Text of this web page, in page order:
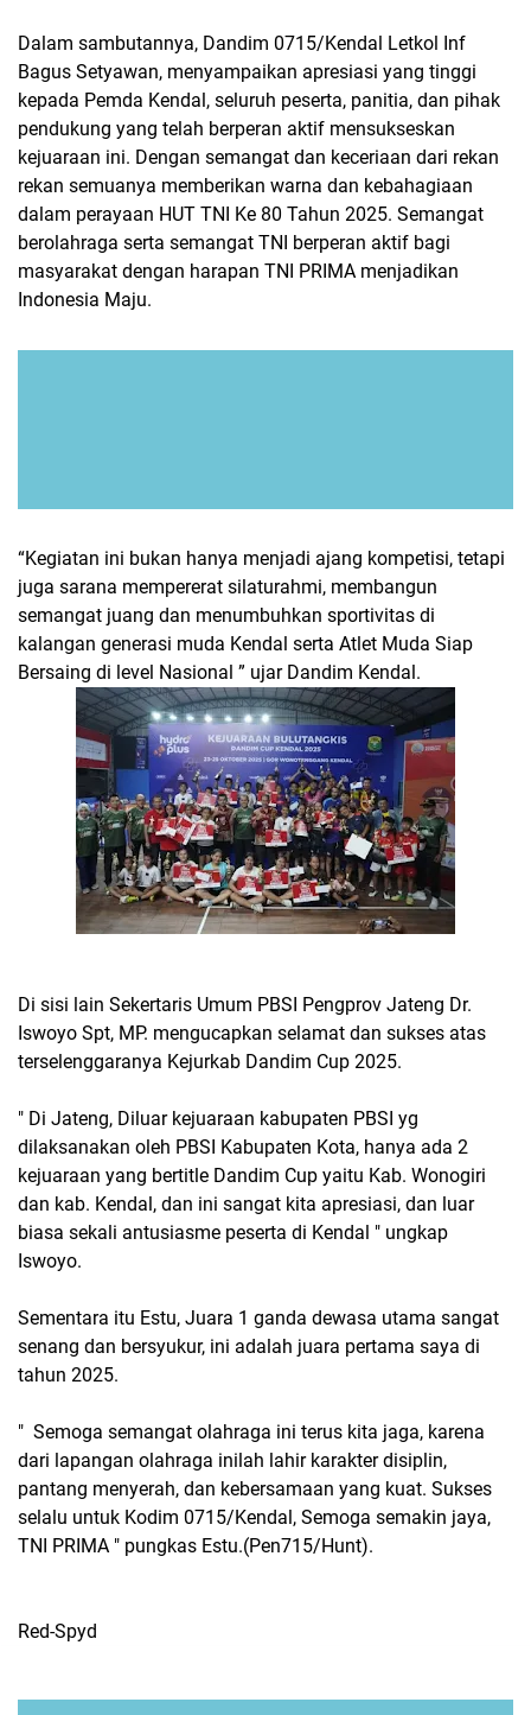
Dalam sambutannya, Dandim 0715/Kendal Letkol Inf
Bagus Setyawan, menyampaikan apresiasi yang tinggi
kepada Pemda Kendal, seluruh peserta, panitia, dan pihak
pendukung yang telah berperan aktif mensukseskan
kejuaraan ini. Dengan semangat dan keceriaan dari rekan
rekan semuanya memberikan warna dan kebahagiaan
dalam perayaan HUT TNI Ke 80 Tahun 2025. Semangat
berolahraga serta semangat TNI berperan aktif bagi
masyarakat dengan harapan TNI PRIMA menjadikan
Indonesia Maju.
“Kegiatan ini bukan hanya menjadi ajang kompetisi, tetapi
juga sarana mempererat silaturahmi, membangun
semangat juang dan menumbuhkan sportivitas di
kalangan generasi muda Kendal serta Atlet Muda Siap
Bersaing di level Nasional ” ujar Dandim Kendal.
Di sisi lain Sekertaris Umum PBSI Pengprov Jateng Dr.
Iswoyo Spt, MP. mengucapkan selamat dan sukses atas
terselenggaranya Kejurkab Dandim Cup 2025.
" Di Jateng, Diluar kejuaraan kabupaten PBSI yg
dilaksanakan oleh PBSI Kabupaten Kota, hanya ada 2
kejuaraan yang bertitle Dandim Cup yaitu Kab. Wonogiri
dan kab. Kendal, dan ini sangat kita apresiasi, dan luar
biasa sekali antusiasme peserta di Kendal " ungkap
Iswoyo.
Sementara itu Estu, Juara 1 ganda dewasa utama sangat
senang dan bersyukur, ini adalah juara pertama saya di
tahun 2025.
" Semoga semangat olahraga ini terus kita jaga, karena
dari lapangan olahraga inilah lahir karakter disiplin,
pantang menyerah, dan kebersamaan yang kuat. Sukses
selalu untuk Kodim 0715/Kendal, Semoga semakin jaya,
TNI PRIMA " pungkas Estu.(Pen715/Hunt).
Red-Spyd